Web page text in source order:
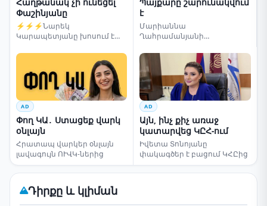
Հաղթանակ չի ունեցել
Փաշինյանը
⚡⚡⚡Նարեկ
Կարապետյանը խոսում է
Պայքարը շարունակվում
է
Մարիաննա
Ղահրամանյանի
AD
Փող ԿԱ․ Ստացեք վարկ
օնլայն
Հրատապ վարկեր օնլայն
լավագույն ՈՒՎԿ-ներից
AD
Այն, ինչ քիչ առաջ
կատարվեց ԿԸՀ-ում
Իվետա Տոնոյանը
փակագծեր է բացում ԿՀԸից
Դիրքը և կլիման